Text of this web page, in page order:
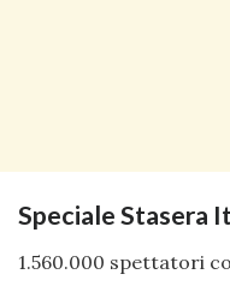
Speciale Stasera
1.560.000 spettatori